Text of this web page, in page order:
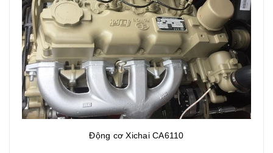
Động cơ Xichai CA6110